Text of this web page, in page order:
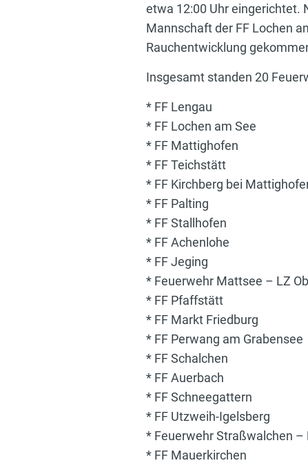
etwa 12:00 Uhr eingerichtet.
Mannschaft der FF Lochen
Rauchentwicklung
Insgesamt standen 20
* FF Lengau
* FF Lochen am See
* FF Mattighofen
* FF Teichstätt
* FF Kirchberg bei
* FF Palting
* FF Stallhofen
* FF Achenlohe
* FF Jeging
* Feuerwehr Mattsee – LZ
* FF Pfaffstätt
* FF Markt Friedburg
* FF Perwang am Grabensee
* FF Schalchen
* FF Auerbach
* FF Schneegattern
* FF Utzweih-Igelsberg
* Feuerwehr Straßwalchen –
* FF Mauerkirchen